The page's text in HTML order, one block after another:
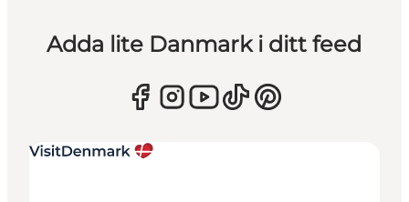
Adda lite Danmark i ditt feed